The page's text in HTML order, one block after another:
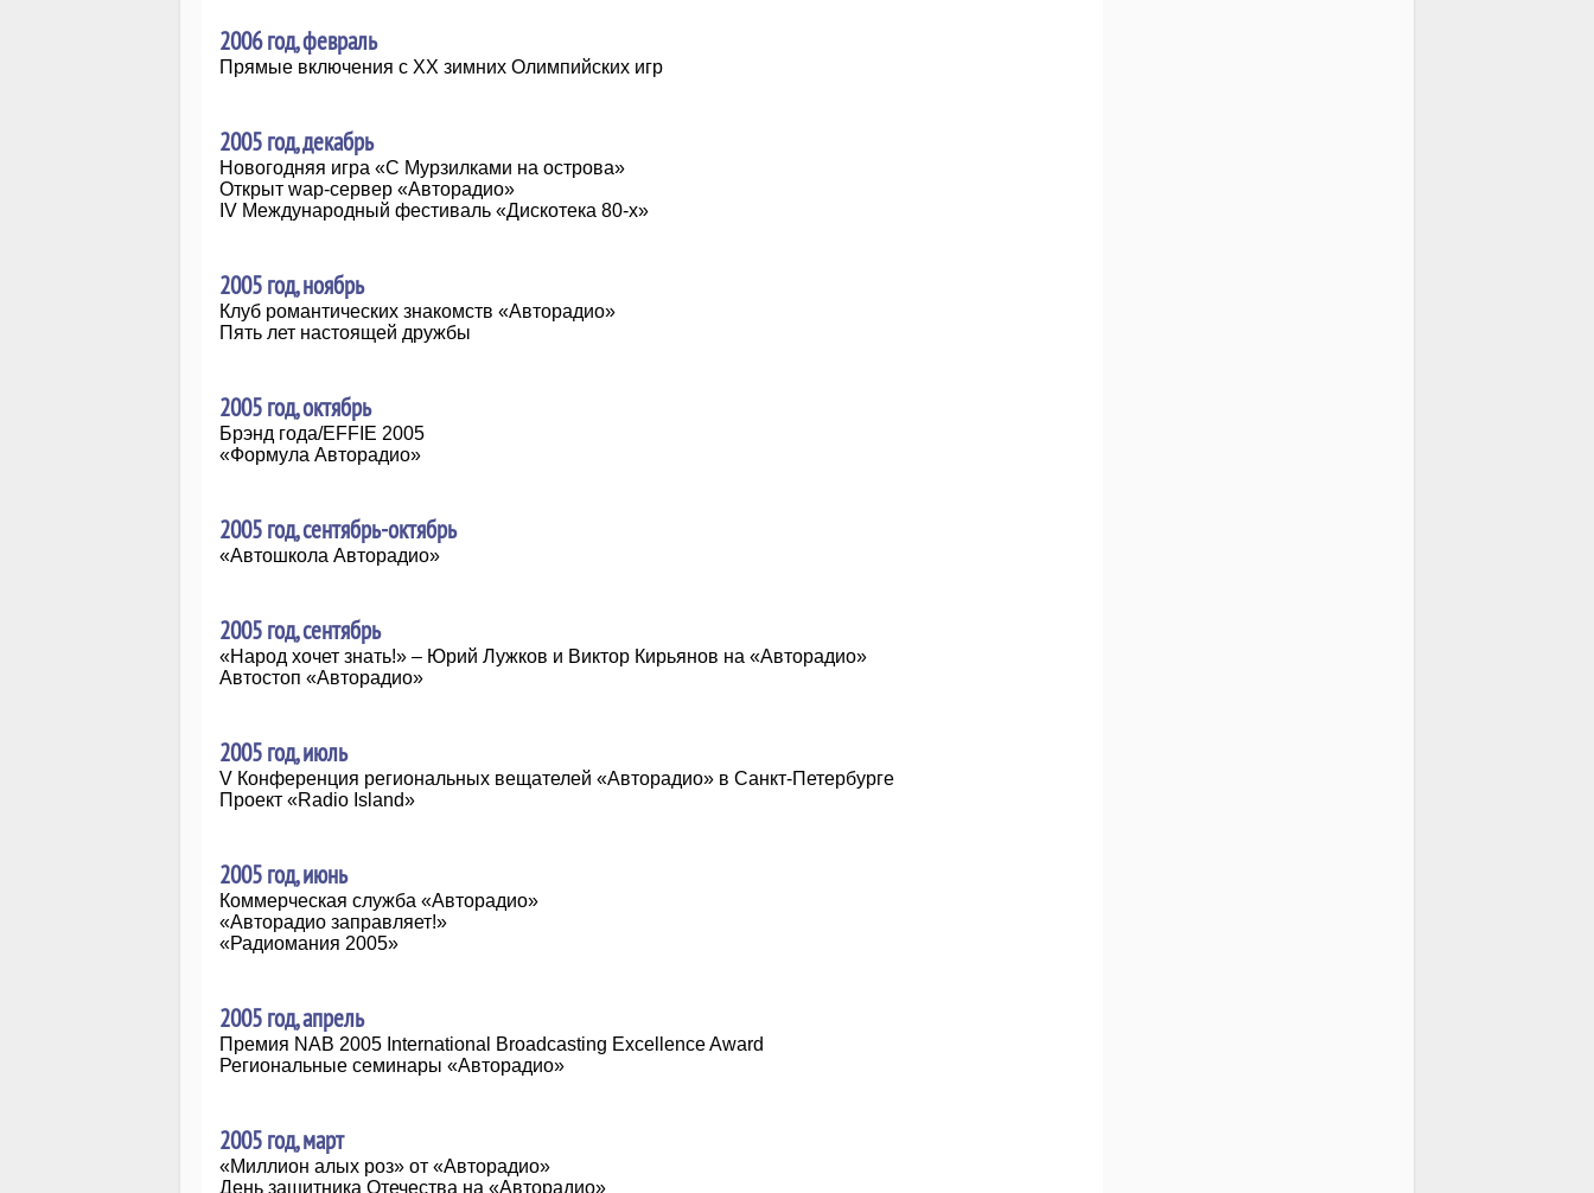
2006 год, февраль
Прямые включения с XX зимних Олимпийских игр
2005 год, декабрь
Новогодняя игра «С Мурзилками на острова»
Открыт wap-сервер «Авторадио»
IV Международный фестиваль «Дискотека 80-х»
2005 год, ноябрь
Клуб романтических знакомств «Авторадио»
Пять лет настоящей дружбы
2005 год, октябрь
Брэнд года/EFFIE 2005
«Формула Авторадио»
2005 год, сентябрь-октябрь
«Автошкола Авторадио»
2005 год, сентябрь
«Народ хочет знать!» – Юрий Лужков и Виктор Кирьянов на «Авторадио»
Автостоп «Авторадио»
2005 год, июль
V Конференция региональных вещателей «Авторадио» в Санкт-Петербурге
Проект «Radio Island»
2005 год, июнь
Коммерческая служба «Авторадио»
«Авторадио заправляет!»
«Радиомания 2005»
2005 год, апрель
Премия NAB 2005 International Broadcasting Excellence Award
Региональные семинары «Авторадио»
2005 год, март
«Миллион алых роз» от «Авторадио»
День защитника Отечества на «Авторадио»